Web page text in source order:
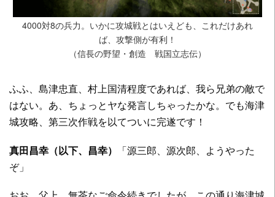
4000対8の兵力。いかに攻城戦とはいえども、これだけあれ
ば、攻撃側が有利！
（信長の野望・創造 戦国立志伝）
ふふ、島津忠直、村上国清程度であれば、我ら兄弟の敵で
はない。あ、ちょっとヤな発言しちゃったかな。でも海津
城攻略、第三次作戦を以てついに完遂です！
真田昌幸（以下、昌幸）
「源三郎、源次郎、ようやった
ぞ」